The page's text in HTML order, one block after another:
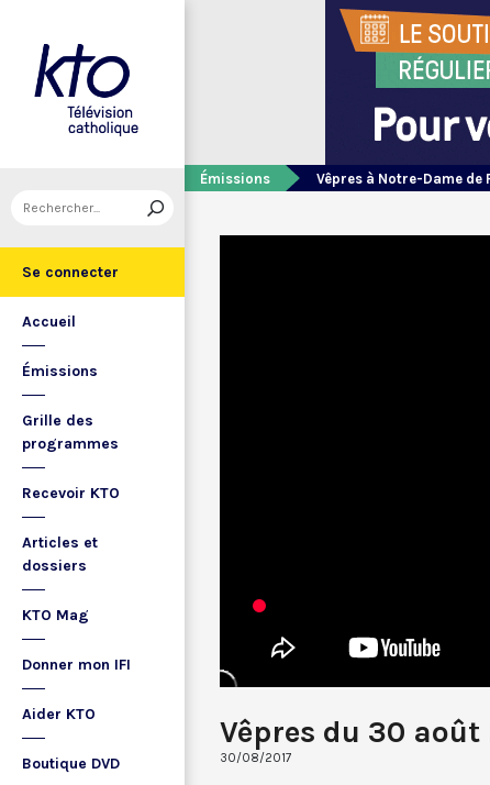
Se connecter
Accueil
Émissions
Grille des
programmes
Recevoir KTO
Articles et
dossiers
KTO Mag
Donner mon IFI
Aider KTO
Boutique DVD
Émissions Vêpres à Notre-Dame de
Vêpres du 30 août
30/08/2017